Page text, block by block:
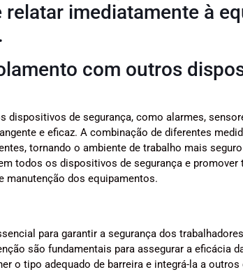
imediatamente à
com outros
dispositivos de segurança, como alarmes,
e eficaz. A combinação de diferentes
tornando o ambiente de trabalho mais
todos os dispositivos de segurança e promover
manutenção dos equipamentos.
para garantir a segurança dos
são fundamentais para assegurar a eficácia
o tipo adequado de barreira e integrá-la a